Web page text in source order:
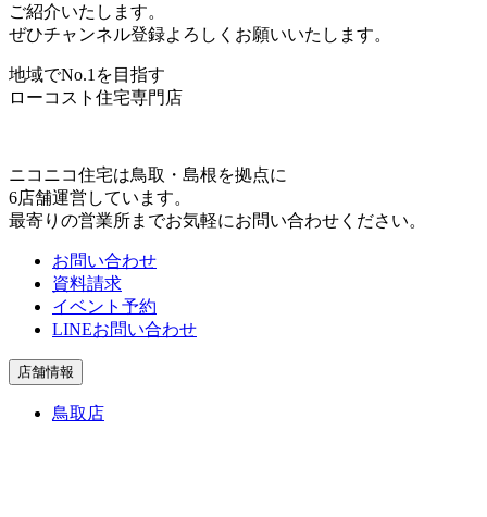
ご紹介いたします。
ぜひチャンネル登録よろしくお願いいたします。
地域でNo.1を目指す
ローコスト住宅専門店
ニコニコ住宅は⿃取・島根を拠点に
6店舗運営しています。
最寄りの営業所までお気軽にお問い合わせください。
お問い合わせ
資料請求
イベント予約
LINEお問い合わせ
店舗情報
鳥取店